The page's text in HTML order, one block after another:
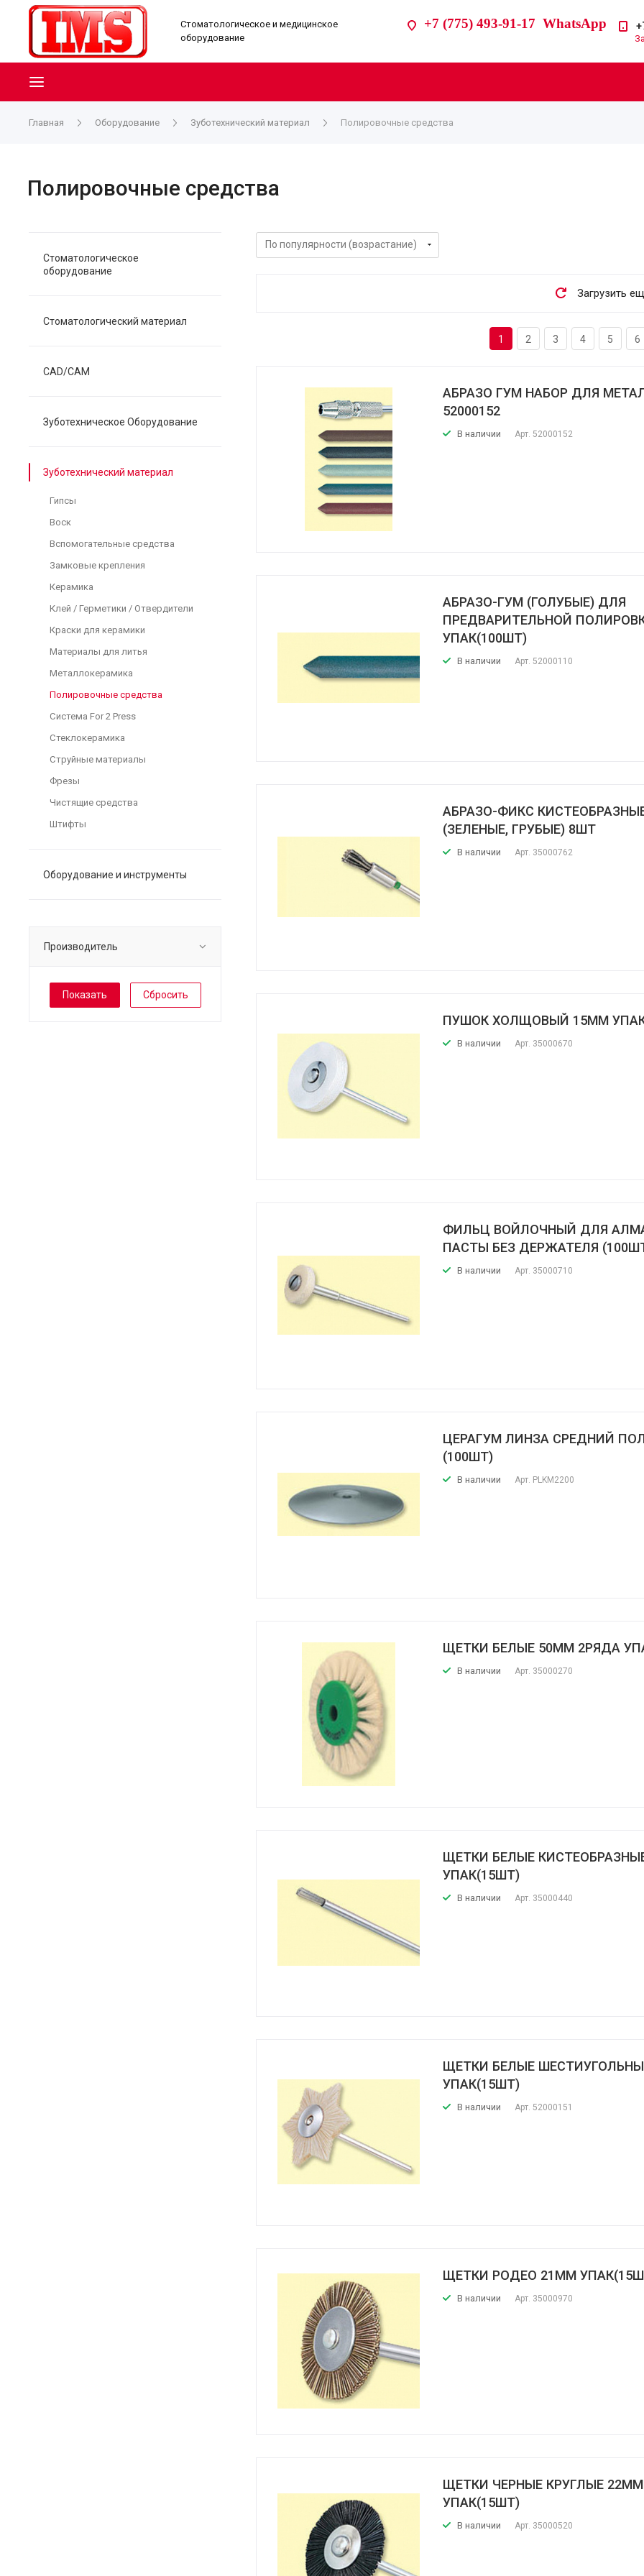
Стоматологическое и медицинское
оборудование
+7 (775) 493-91-17 WhatsApp
Главная Оборудование Зуботехнический материал Полировочные средства
Полировочные средства
Загрузить
1 2 3 4 5 6
АБРАЗО ГУМ НАБОР ДЛЯ
52000152
В наличии Арт. 52000152
АБРАЗО-ГУМ (ГОЛУБЫЕ) ДЛЯ
ПРЕДВАРИТЕЛЬНОЙ
УПАК(100ШТ)
В наличии Арт. 52000110
АБРАЗО-ФИКС
(ЗЕЛЕНЫЕ, ГРУБЫЕ) 8ШТ
В наличии Арт. 35000762
ПУШОК ХОЛЩОВЫЙ 15ММ
В наличии Арт. 35000670
ФИЛЬЦ ВОЙЛОЧНЫЙ ДЛЯ
ПАСТЫ БЕЗ ДЕРЖАТЕЛЯ
В наличии Арт. 35000710
ЦЕРАГУМ ЛИНЗА СРЕДНИЙ
(100ШТ)
В наличии Арт. PLKM2200
ЩЕТКИ БЕЛЫЕ 50ММ 2РЯДА
В наличии Арт. 35000270
ЩЕТКИ БЕЛЫЕ
УПАК(15ШТ)
В наличии Арт. 35000440
ЩЕТКИ БЕЛЫЕ
УПАК(15ШТ)
В наличии Арт. 52000151
ЩЕТКИ РОДЕО 21ММ
В наличии Арт. 35000970
ЩЕТКИ ЧЕРНЫЕ КРУГЛЫЕ 22ММ
УПАК(15ШТ)
В наличии Арт. 35000520
Стоматологическое
оборудование
Стоматологический материал
CAD/CAM
Зуботехническое Оборудование
Зуботехнический материал
Гипсы
Воск
Вспомогательные средства
Замковые крепления
Керамика
Клей / Герметики / Отвердители
Краски для керамики
Материалы для литья
Металлокерамика
Полировочные средства
Система For 2 Press
Стеклокерамика
Струйные материалы
Фрезы
Чистящие средства
Штифты
Оборудование и инструменты
Производитель
Сбросить